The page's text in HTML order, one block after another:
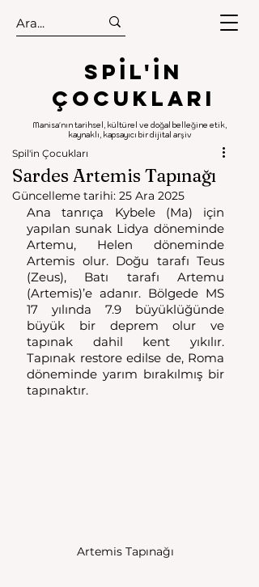
.
.
Spıl'in
Çocukları
Manisa'nın tarihsel, kültürel ve doğal belleğine etik,
kaynaklı, kapsayıcı bir dijital arşiv
Sardes Artemis Tapınağı
Spil'in Çocukları
Güncelleme tarihi: 25 Ara 2025
Ana tanrıça Kybele (Ma) için
yapılan sunak Lidya döneminde
Artemu, Helen döneminde
Artemis olur. Doğu tarafı Teus
(Zeus), Batı tarafı Artemu
(Artemis)’e adanır. Bölgede MS
17 yılında 7.9 büyüklüğünde
büyük bir deprem olur ve
tapınak dahil kent yıkılır.
Tapınak restore edilse de, Roma
döneminde yarım bırakılmış bir
tapınaktır.
Artemis Tapınağı